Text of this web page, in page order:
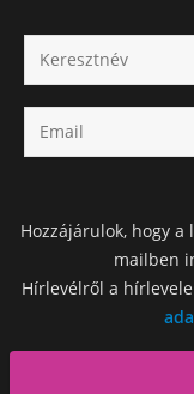
Hozzájárulok, hogy
mailben
Hírlevélről a